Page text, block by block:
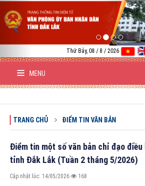
Thứ Bảy, 08 / 8 / 2026
MENU
TRANG CHỦ ĐIỂM TIN VĂN BẢN
Điểm tin một số văn bản chỉ đạo điều
tỉnh Đắk Lắk (Tuần 2 tháng 5/2026)
Cập nhật lúc: 14/05/2026 168